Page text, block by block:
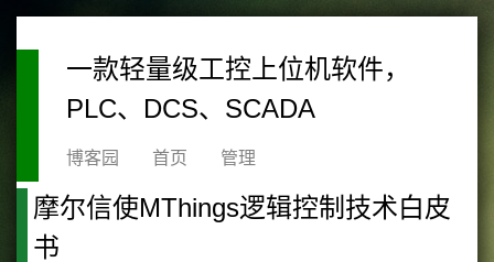
一款轻量级工控上位机软件，
PLC、DCS、SCADA
博客园 首页 管理
摩尔信使MThings逻辑控制技术白皮
书